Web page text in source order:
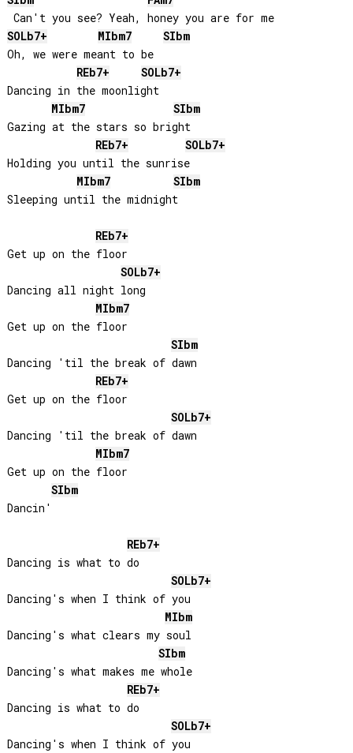
Can't you see? Yeah, honey you are for me
SOLb7+ MIbm7 SIbm
Oh, we were meant to be
REb7+ SOLb7+
Dancing in the moonlight
MIbm7 SIbm
Gazing at the stars so bright
REb7+ SOLb7+
Holding you until the sunrise
MIbm7 SIbm
Sleeping until the midnight
REb7+
Get up on the floor
SOLb7+
Dancing all night long
MIbm7
Get up on the floor
SIbm
Dancing 'til the break of dawn
REb7+
Get up on the floor
SOLb7+
Dancing 'til the break of dawn
MIbm7
Get up on the floor
SIbm
Dancin'
REb7+
Dancing is what to do
SOLb7+
Dancing's when I think of you
MIbm
Dancing's what clears my soul
SIbm
Dancing's what makes me whole
REb7+
Dancing is what to do
SOLb7+
Dancing's when I think of you